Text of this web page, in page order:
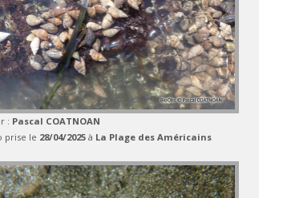
: Pascal COATNOAN
prise le 28/04/2025à La Plage des Américains